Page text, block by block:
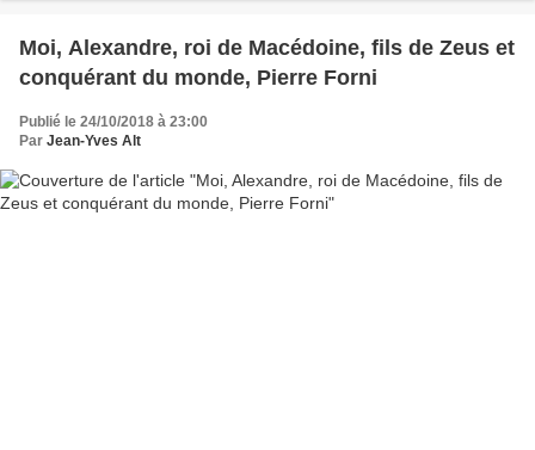
Moi, Alexandre, roi de Macédoine, fils de Zeus et
conquérant du monde, Pierre Forni
Publié le 24/10/2018 à 23:00
Par Jean-Yves Alt